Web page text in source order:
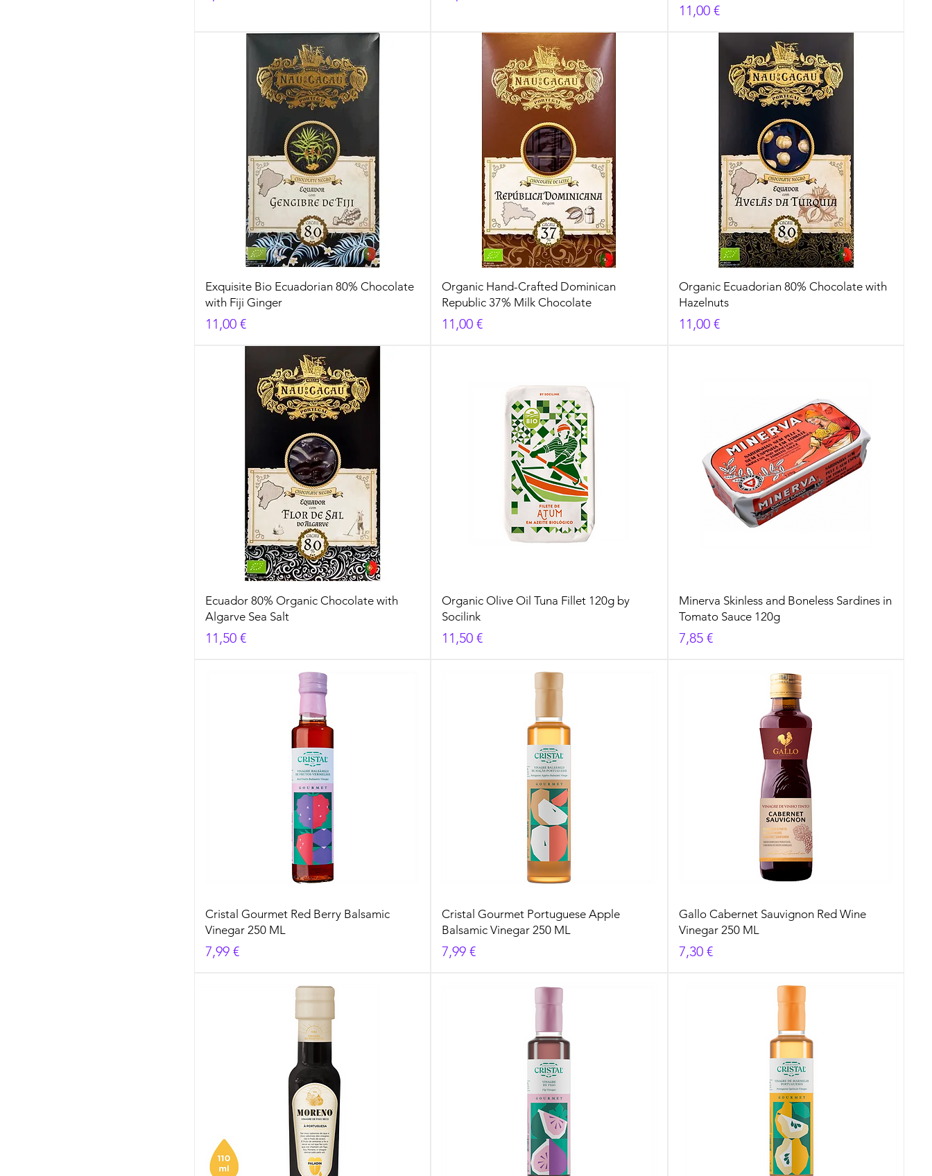
Cena
11,00 €
Exquisite Bio Ecuadorian 80% Chocolate
with Fiji Ginger
Cena
11,00 €
Organic Hand-Crafted Dominican
Republic 37% Milk Chocolate
Cena
11,00 €
Organic Ecuadorian 80% Chocolate with
Hazelnuts
Cena
11,00 €
Ecuador 80% Organic Chocolate with
Algarve Sea Salt
Cena
11,50 €
Organic Olive Oil Tuna Fillet 120g by
Socilink
Cena
11,50 €
Minerva Skinless and Boneless Sardines in
Tomato Sauce 120g
Cena
7,85 €
Cristal Gourmet Red Berry Balsamic
Vinegar 250 ML
Cena
7,99 €
Cristal Gourmet Portuguese Apple
Balsamic Vinegar 250 ML
Cena
7,99 €
Gallo Cabernet Sauvignon Red Wine
Vinegar 250 ML
Cena
7,30 €